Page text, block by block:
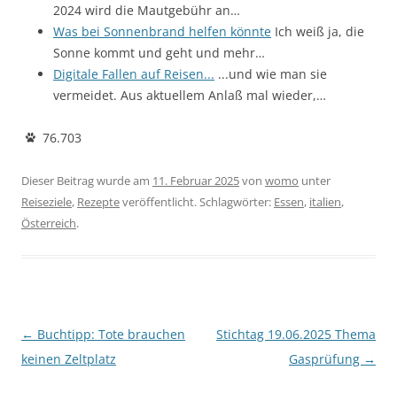
2024 wird die Mautgebühr an…
Was bei Sonnenbrand helfen könnte Ich weiß ja, die
Sonne kommt und geht und mehr…
Digitale Fallen auf Reisen... ...und wie man sie
vermeidet. Aus aktuellem Anlaß mal wieder,…
76.703
Dieser Beitrag wurde am 11. Februar 2025von womo unter
Reiseziele, Rezepteveröffentlicht. Schlagwörter: Essen, italien,
Österreich.
Beitragsnavigation
← Buchtipp: Tote brauchen
keinen Zeltplatz
Stichtag 19.06.2025 Thema
Gasprüfung →